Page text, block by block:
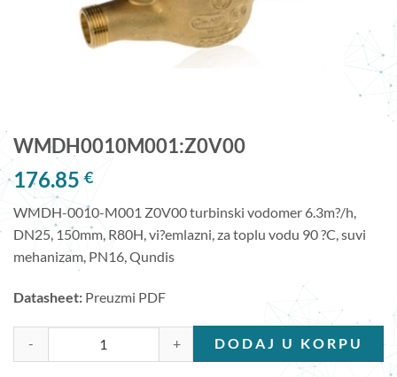
WMDH0010M001:Z0V00
176.85€
WMDH-0010-M001 Z0V00 turbinski vodomer 6.3m?/h,
DN25, 150mm, R80H, vi?emlazni, za toplu vodu 90 ?C, suvi
mehanizam, PN16, Qundis
Datasheet: Preuzmi PDF
DODAJ U KORPU